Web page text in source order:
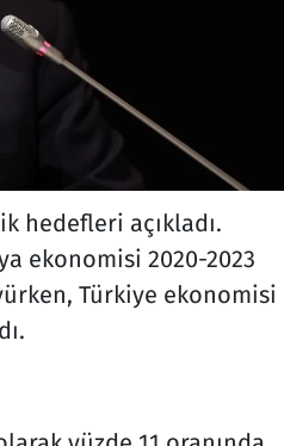
hedefleri açıkladı.
ekonomisi 2020-2023
Türkiye ekonomisi